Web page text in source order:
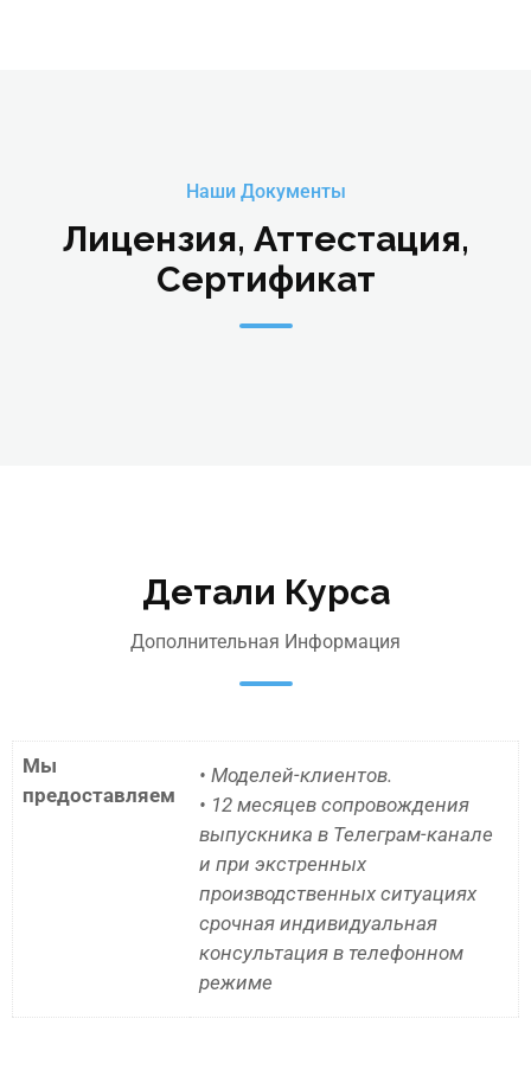
Наши Документы
Лицензия, Аттестация,
Сертификат
Детали Курса
Дополнительная Информация
Мы
предоставляем
• Моделей-клиентов.
• 12 месяцев сопровождения
выпускника в Телеграм-канале
и при экстренных
производственных ситуациях
срочная индивидуальная
консультация в телефонном
режиме